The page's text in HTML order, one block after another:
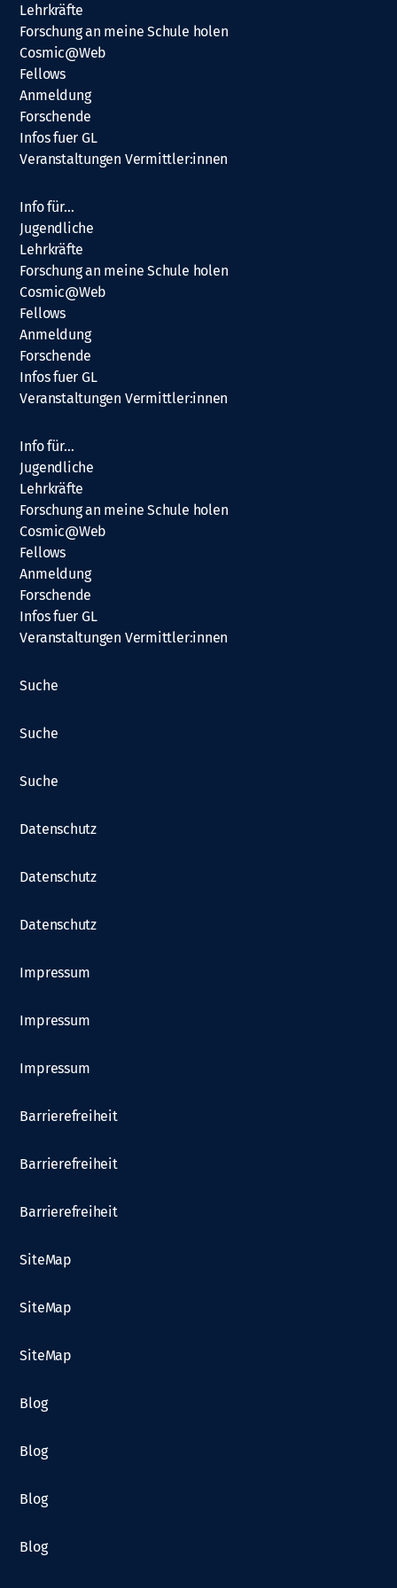
Lehrkräfte
Forschung an meine Schule holen
Cosmic@Web
Fellows
Anmeldung
Forschende
Infos fuer GL
Veranstaltungen Vermittler:innen
Info für…
Jugendliche
Lehrkräfte
Forschung an meine Schule holen
Cosmic@Web
Fellows
Anmeldung
Forschende
Infos fuer GL
Veranstaltungen Vermittler:innen
Info für…
Jugendliche
Lehrkräfte
Forschung an meine Schule holen
Cosmic@Web
Fellows
Anmeldung
Forschende
Infos fuer GL
Veranstaltungen Vermittler:innen
Suche
Suche
Suche
Datenschutz
Datenschutz
Datenschutz
Impressum
Impressum
Impressum
Barrierefreiheit
Barrierefreiheit
Barrierefreiheit
SiteMap
SiteMap
SiteMap
Blog
Blog
Blog
Blog